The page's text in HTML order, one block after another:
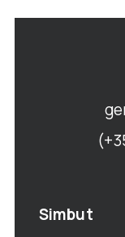
Simbut